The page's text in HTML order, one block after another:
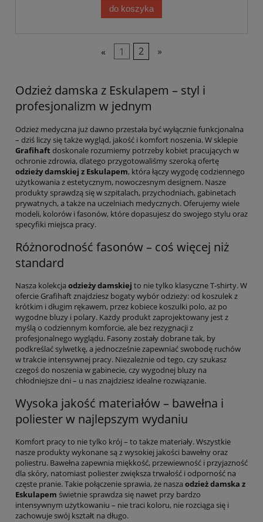
do koszyka
« 1 2 »
Odzież damska z Eskulapem – styl i
profesjonalizm w jednym
Odzież medyczna już dawno przestała być wyłącznie funkcjonalna
– dziś liczy się także wygląd, jakość i komfort noszenia. W sklepie
Grafihaft doskonale rozumiemy potrzeby kobiet pracujących w
ochronie zdrowia, dlatego przygotowaliśmy szeroką ofertę
odzieży damskiej z Eskulapem, która łączy wygodę codziennego
użytkowania z estetycznym, nowoczesnym designem. Nasze
produkty sprawdzą się w szpitalach, przychodniach, gabinetach
prywatnych, a także na uczelniach medycznych. Oferujemy wiele
modeli, kolorów i fasonów, które dopasujesz do swojego stylu oraz
specyfiki miejsca pracy.
Różnorodność fasonów – coś więcej niż
standard
Nasza kolekcja odzieży damskiej to nie tylko klasyczne T-shirty. W
ofercie Grafihaft znajdziesz bogaty wybór odzieży: od koszulek z
krótkim i długim rękawem, przez kobiece koszulki polo, aż po
wygodne bluzy i polary. Każdy produkt zaprojektowany jest z
myślą o codziennym komforcie, ale bez rezygnacji z
profesjonalnego wyglądu. Fasony zostały dobrane tak, by
podkreślać sylwetkę, a jednocześnie zapewniać swobodę ruchów
w trakcie intensywnej pracy. Niezależnie od tego, czy szukasz
czegoś do noszenia w gabinecie, czy wygodnej bluzy na
chłodniejsze dni – u nas znajdziesz idealne rozwiązanie.
Wysoka jakość materiałów – bawełna i
poliester w najlepszym wydaniu
Komfort pracy to nie tylko krój – to także materiały. Wszystkie
nasze produkty wykonane są z wysokiej jakości bawełny oraz
poliestru. Bawełna zapewnia miękkość, przewiewność i przyjazność
dla skóry, natomiast poliester zwiększa trwałość i odporność na
częste pranie. Takie połączenie sprawia, że nasza odzież damska z
Eskulapem świetnie sprawdza się nawet przy bardzo
intensywnym użytkowaniu – nie traci koloru, nie rozciąga się i
zachowuje swój kształt na długo.